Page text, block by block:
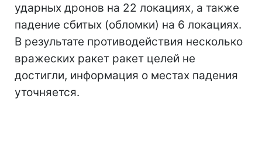
ударных дронов на 22 локациях, а также
падение сбитых (обломки) на 6 локациях.
В результате противодействия несколько
вражеских ракет ракет целей не
достигли, информация о местах падения
уточняется.